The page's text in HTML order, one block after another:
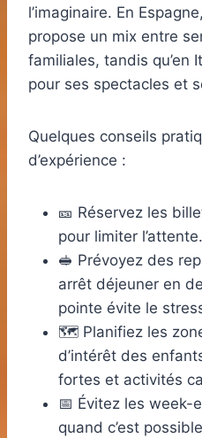
l’imaginaire. En Espagne,
propose un mix entre
familiales, tandis qu’en
pour ses spectacles et
Quelques conseils
d’expérience :
🎫 Réservez les
pour limiter
🥪 Prévoyez des
arrêt déjeuner en
pointe évite le
🗺️ Planifiez les
d’intérêt des
fortes et activités
📅 Évitez les
quand c’est